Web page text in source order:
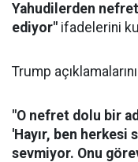
Yahudilerden
ediyor" ifadelerini
Trump
"O nefret dolu bir
'Hayır, ben herkesi
sevmiyor. Onu